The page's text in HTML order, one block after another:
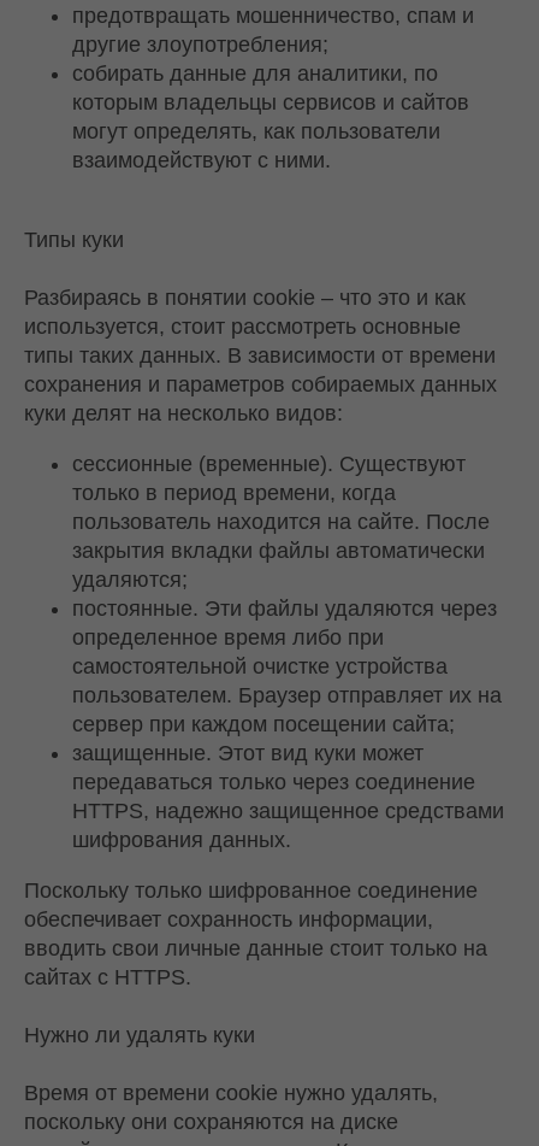
предотвращать мошенничество, спам и
другие злоупотребления;
собирать данные для аналитики, по
которым владельцы сервисов и сайтов
могут определять, как пользователи
взаимодействуют с ними.
Типы куки
Разбираясь в понятии cookie – что это и как
используется, стоит рассмотреть основные
типы таких данных. В зависимости от времени
сохранения и параметров собираемых данных
куки делят на несколько видов:
сессионные (временные). Существуют
только в период времени, когда
пользователь находится на сайте. После
закрытия вкладки файлы автоматически
удаляются;
постоянные. Эти файлы удаляются через
определенное время либо при
самостоятельной очистке устройства
пользователем. Браузер отправляет их на
сервер при каждом посещении сайта;
защищенные. Этот вид куки может
передаваться только через соединение
HTTPS, надежно защищенное средствами
шифрования данных.
Поскольку только шифрованное соединение
обеспечивает сохранность информации,
вводить свои личные данные стоит только на
сайтах с HTTPS.
Нужно ли удалять куки
Время от времени cookie нужно удалять,
поскольку они сохраняются на диске